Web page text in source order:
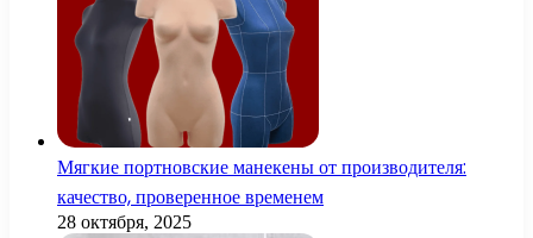
Мягкие портновские манекены от производителя:
качество, проверенное временем
28 октября, 2025